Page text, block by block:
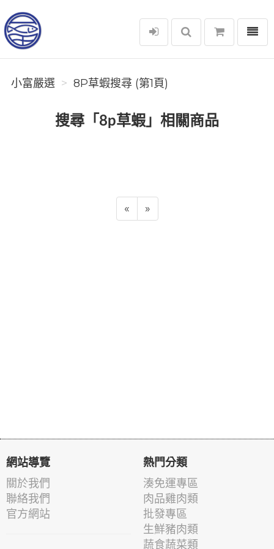
小富嚴選
選單
小富嚴選 8P草蝦搜尋 (第1頁)
搜尋「8p草蝦」相關商品
« »
網站導覽
關於我們
聯絡我們
官方網站
熱門分類
湊免運專區
肉品雞肉類
批發專區
生鮮豬肉類
蔬食蔬菜類